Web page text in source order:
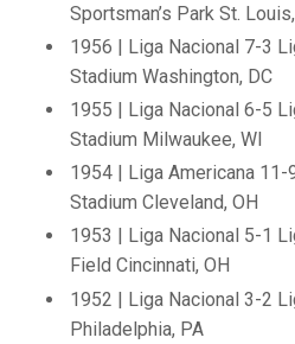
Sportsman’s Park St.
1956 | Liga Nacional 7-3
Stadium Washington, DC
1955 | Liga Nacional 6-5
Stadium Milwaukee, WI
1954 | Liga Americana 11-
Stadium Cleveland, OH
1953 | Liga Nacional 5-1
Field Cincinnati, OH
1952 | Liga Nacional 3-2
Philadelphia, PA